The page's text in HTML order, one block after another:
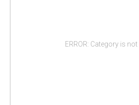
ERROR: Category is